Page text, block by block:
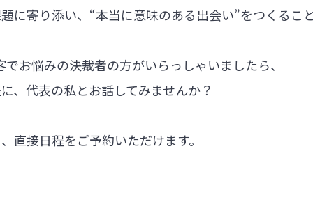
に寄り添い、“本当に意味のある出会い”をつくるこ
お悩みの決裁者の方がいらっしゃいましたら、
、代表の私とお話してみませんか？
直接日程をご予約いただけます。